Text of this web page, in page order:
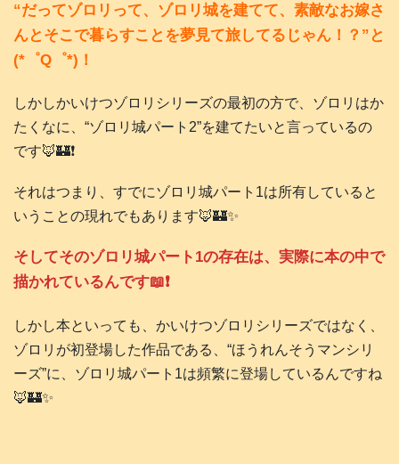
“だってゾロリって、ゾロリ城を建てて、素敵なお嫁さ
んとそこで暮らすことを夢見て旅してるじゃん！？”と
(*゜Q゜*)！
しかしかいけつゾロリシリーズの最初の方で、ゾロリはか
たくなに、“ゾロリ城パート2”を建てたいと言っているの
です🦊🏰❗️
それはつまり、すでにゾロリ城パート1は所有していると
いうことの現れでもあります🦊🏰✨
そしてそのゾロリ城パート1の存在は、実際に本の中で
描かれているんです📖❗️
しかし本といっても、かいけつゾロリシリーズではなく、
ゾロリが初登場した作品である、“ほうれんそうマンシリ
ーズ”に、ゾロリ城パート1は頻繁に登場しているんですね
🦊🏰✨